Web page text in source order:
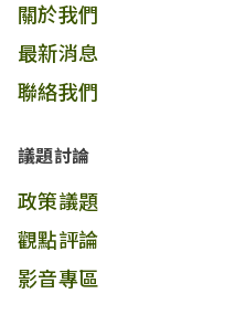
關於我們
最新消息
聯絡我們
議題討論
政策議題
觀點評論
影音專區